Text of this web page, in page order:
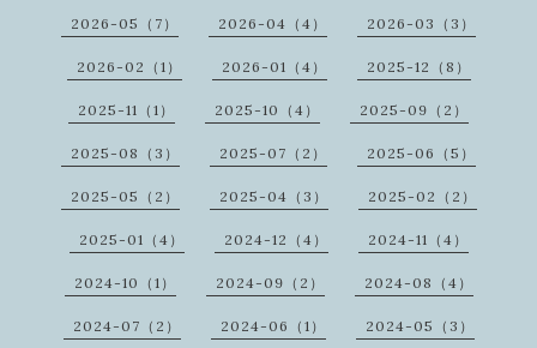
2026-05（7） 2026-04（4） 2026-03（3）
2026-02（1） 2026-01（4） 2025-12（8）
2025-11（1） 2025-10（4） 2025-09（2）
2025-08（3） 2025-07（2） 2025-06（5）
2025-05（2） 2025-04（3） 2025-02（2）
2025-01（4） 2024-12（4） 2024-11（4）
2024-10（1） 2024-09（2） 2024-08（4）
2024-07（2） 2024-06（1） 2024-05（3）